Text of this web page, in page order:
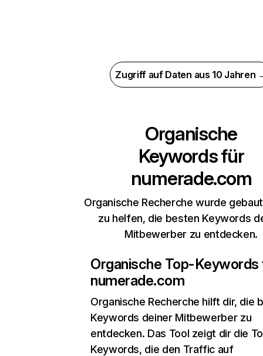
Zugriff auf Daten aus 10 Jahren
Organische
Keywords für
numerade.com
Organische Recherche wurde
zu helfen, die besten Keywords
Mitbewerber zu entdecken.
Organische Top-Keywords
numerade.com
Organische Recherche hilft dir, die
Keywords deiner Mitbewerber zu
entdecken. Das Tool zeigt dir die
Keywords, die den Traffic auf